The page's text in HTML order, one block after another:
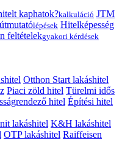
kaphatok?kalkuláció JTM
lépések Hitelképesség
feltételekgyakori kérdések
Otthon Start lakáshitel
Piaci zöld hitel Türelmi idős
hitel Építési hitel
lakáshitel K&H lakáshitel
OTP lakáshitel Raiffeisen